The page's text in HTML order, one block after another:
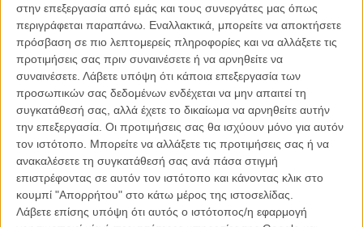
στην επεξεργασία από εμάς και τους συνεργάτες μας όπως
περιγράφεται παραπάνω. Εναλλακτικά, μπορείτε να αποκτήσετε
πρόσβαση σε πιο λεπτομερείς πληροφορίες και να αλλάξετε τις
προτιμήσεις σας πριν συναινέσετε ή να αρνηθείτε να
συναινέσετε. Λάβετε υπόψη ότι κάποια επεξεργασία των
προσωπικών σας δεδομένων ενδέχεται να μην απαιτεί τη
συγκατάθεσή σας, αλλά έχετε το δικαίωμα να αρνηθείτε αυτήν
την επεξεργασία. Οι προτιμήσεις σας θα ισχύουν μόνο για αυτόν
τον ιστότοπο. Μπορείτε να αλλάξετε τις προτιμήσεις σας ή να
ανακαλέσετε τη συγκατάθεσή σας ανά πάσα στιγμή
επιστρέφοντας σε αυτόν τον ιστότοπο και κάνοντας κλικ στο
κουμπί "Απορρήτου" στο κάτω μέρος της ιστοσελίδας.
Λάβετε επίσης υπόψη ότι αυτός ο ιστότοπος/η εφαρμογή
Η ιστορία ακολουθεί τις αδελφές Ντάσγουντ, οι οποίες μετά τον
θάνατο του πατέρα τους χάνουν σχεδόν ολόκληρη την περιουσία
της οικογένειας και καλούνται να βρουν τη θέση τους σε μια
κοινωνία όπου η οικονομική ασφάλεια και ο γάμος είναι άρρηκτα
συνδεδεμένα. Παράλληλα, οι δύο γυναίκες έρχονται αντιμέτωπες με
διαφορετικές αντιλήψεις για τον έρωτα, την ανεξαρτησία και το
μέλλον τους.